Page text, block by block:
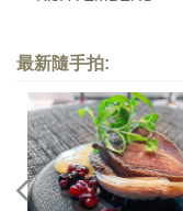
最新隨手拍: